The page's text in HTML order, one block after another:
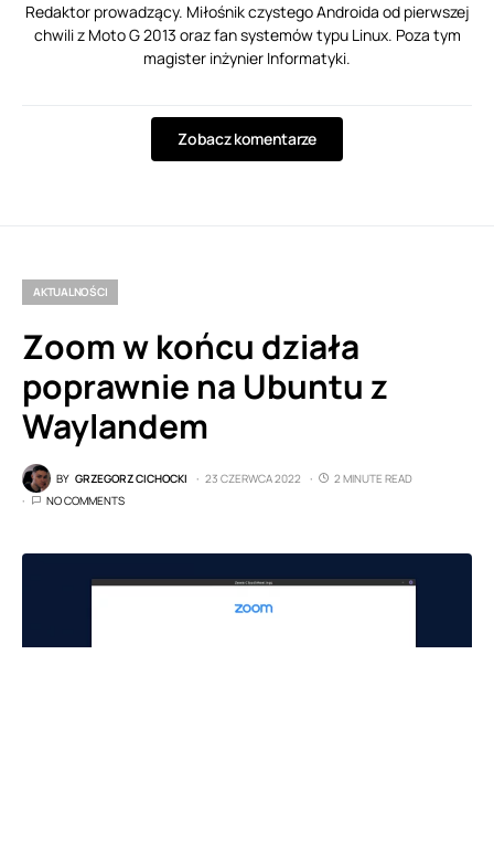
Redaktor prowadzący. Miłośnik czystego Androida od pierwszej
chwili z Moto G 2013 oraz fan systemów typu Linux. Poza tym
magister inżynier Informatyki.
Zobacz komentarze
AKTUALNOŚCI
Zoom w końcu działa
poprawnie na Ubuntu z
Waylandem
BY GRZEGORZ CICHOCKI 23 CZERWCA 2022
2 MINUTE READ
NO COMMENTS